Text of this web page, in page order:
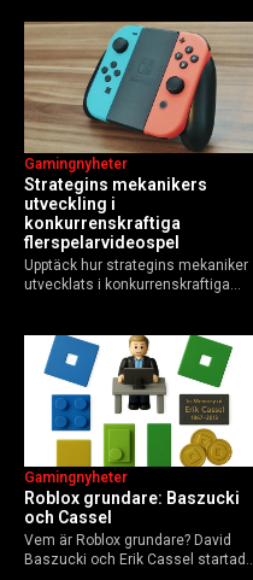
Guide för nybörjare och
yrkesverksamma som vill bygga…
Strategins mekanikers
utveckling i
konkurrenskraftiga
flerspelarvideospel
Gamingnyheter
Upptäck hur strategins mekaniker
utvecklats i konkurrenskraftiga
AI-drivna innovationer.
Roblox grundare: Baszucki
och Cassel
Gamingnyheter
Vem är Roblox grundare? David
Baszucki och Erik Cassel startade